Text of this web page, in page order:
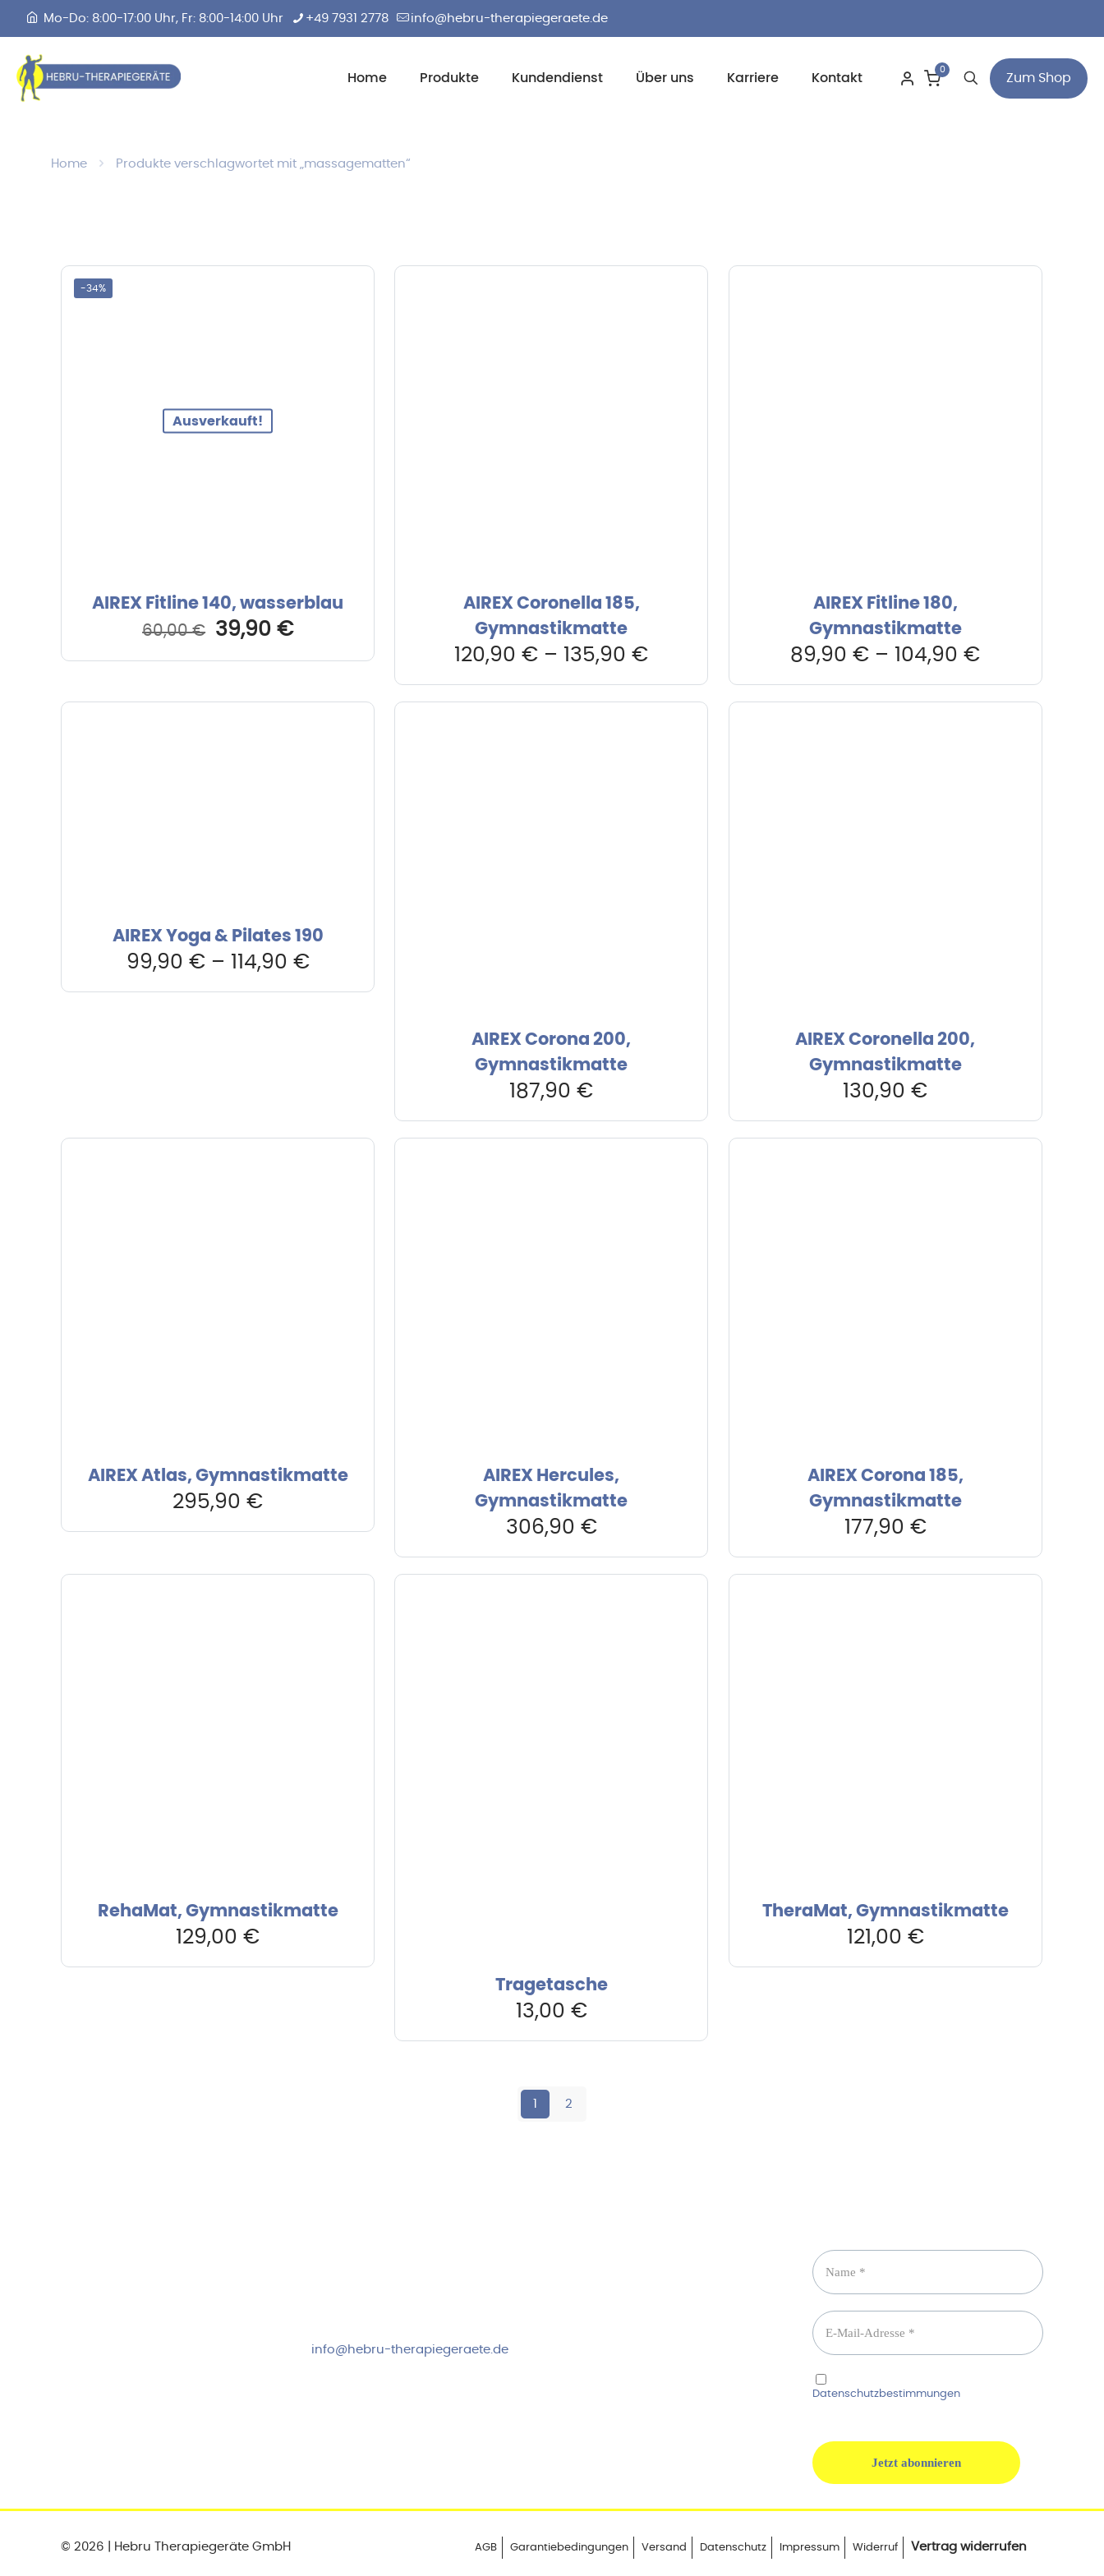
Mo-Do: 8:00-17:00 Uhr, Fr: 8:00-14:00 Uhr +49 7931 2778 info@hebru-therapiegeraete.de
Home Produkte Kundendienst Über uns Karriere Kontakt
0
Zum Shop
Home Produkte verschlagwortet mit „massagematten“
-34%
Ausverkauft!
AIREX Fitline 140, wasserblau
60,00€
Ursprünglicher
39,90€Aktueller
AIREX Coronella 185,
Gymnastikmatte
120,90€ – 135,90€
AIREX Fitline 180,
Gymnastikmatte
89,90€ – 104,90€
AIREX Yoga & Pilates 190
99,90 €– 114,90 €
AIREX Corona 200,
Gymnastikmatte
187,90€
AIREX Coronella 200,
Gymnastikmatte
130,90€
AIREX Atlas, Gymnastikmatte
295,90€
AIREX Hercules,
Gymnastikmatte
306,90 €
AIREX Corona 185,
Gymnastikmatte
177,90 €
RehaMat, Gymnastikmatte
129,00€
Tragetasche
13,00 €
TheraMat, Gymnastikmatte
121,00 €
1 2
info@hebru-therapiegeraete.de
Datenschutzbestimmungen
© 2026 | Hebru Therapiegeräte GmbH AGB Garantiebedingungen Versand Datenschutz Impressum Widerruf Vertrag widerrufen